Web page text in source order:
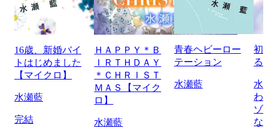
16歳、新婚バイ
トはじめました
【マイクロ】
水瀬藍
完結
ＨＡＰＰＹ＊Ｂ
ＩＲＴＨＤＡＹ
＊ＣＨＲＩＳＴ
ＭＡＳ【マイク
ロ】
水瀬藍
青春ヘビーロー
テーション
水瀬藍
初
る
水
わ
ゾ
な